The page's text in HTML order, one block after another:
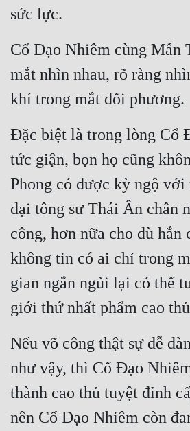
sức lực.
Cổ Đạo Nhiêm cùng
mắt nhìn nhau, rõ ràng
khí trong mắt đối phương.
Đặc biệt là trong lòng Cổ
tức giận, bọn họ cũng
Phong có được kỳ ngộ
đại tông sư Thái Ân chân
công, hơn nữa cho dù hắn
không tin có ai chỉ trong
gian ngắn ngủi lại có thể
giới thứ nhất phẩm cao
Nếu võ công thật sự dễ
như vậy, thì Cổ Đạo
thành cao thủ tuyệt đỉnh
nên Cổ Đạo Nhiêm còn